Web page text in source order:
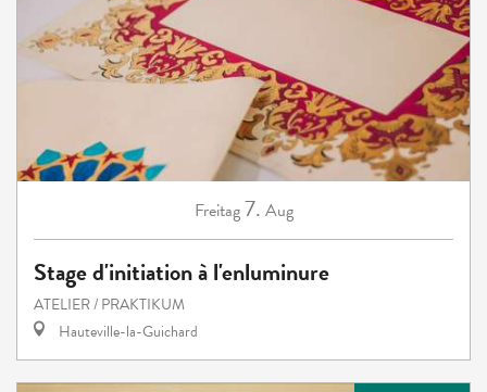
Freitag7. Aug
Stage d'initiation à l'enluminure
ATELIER / PRAKTIKUM
Hauteville-la-Guichard